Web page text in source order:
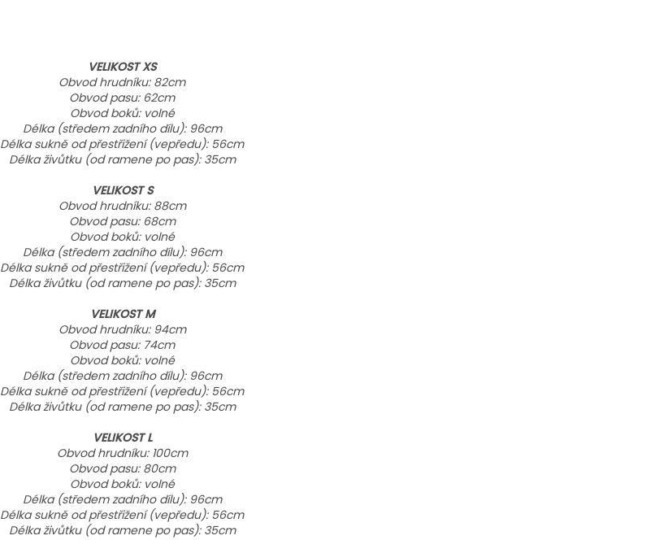
VELIKOST XS
Obvod hrudníku: 82cm
Obvod pasu: 62cm
Obvod boků: volné
Délka (středem zadního dílu): 96cm
Délka sukně od přestřižení (vepředu): 56cm
Délka živůtku (od ramene po pas): 35cm
VELIKOST S
Obvod hrudníku: 88cm
Obvod pasu: 68cm
Obvod boků: volné
Délka (středem zadního dílu): 96cm
Délka sukně od přestřižení (vepředu): 56cm
Délka živůtku (od ramene po pas): 35cm
VELIKOST M
Obvod hrudníku: 94cm
Obvod pasu: 74cm
Obvod boků: volné
Délka (středem zadního dílu): 96cm
Délka sukně od přestřižení (vepředu): 56cm
Délka živůtku (od ramene po pas): 35cm
VELIKOST L
Obvod hrudníku: 100cm
Obvod pasu: 80cm
Obvod boků: volné
Délka (středem zadního dílu): 96cm
Délka sukně od přestřižení (vepředu): 56cm
Délka živůtku (od ramene po pas): 35cm